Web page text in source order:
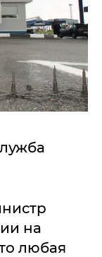
на
любая